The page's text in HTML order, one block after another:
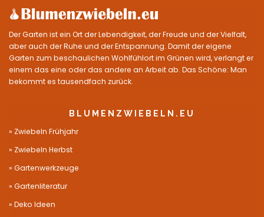
Der Garten ist ein Ort der Lebendigkeit, der Freude und der Vielfalt,
aber auch der Ruhe und der Entspannung. Damit der eigene
Garten zum beschaulichen Wohlfühlort im Grünen wird, verlangt er
einem das eine oder das andere an Arbeit ab. Das Schöne: Man
bekommt es tausendfach zurück.
BLUMENZWIEBELN.EU
Zwiebeln Frühjahr
Zwiebeln Herbst
Gartenwerkzeuge
Gartenliteratur
Deko Ideen